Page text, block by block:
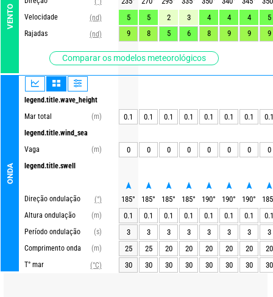
VENTO
Velocidade
(nd)
Rajadas
(nd)
Comparar os modelos meteorológicos
ONDA
legend.title.wave_height
Mar total
(m)
legend.title.wind_sea
Vaga
(m)
legend.title.swell
Direção ondulação
(°)
Altura ondulação
(m)
Período ondulação
(s)
Comprimento onda
(m)
T° mar
(°C)
5
5 2 3 4 4 4
5
9
8 5 6 8 9 9 9
0.1 0.1 0.1 0.1 0.1 0.1 0.1 0.1
0 0 0 0 0 0 0 0
185° 185° 185° 185° 190° 190° 190°
185
0.1
0.1 0.1 0.1 0.1 0.1 0.1
0.1
3
3 3 3 3 3 3
3
25
25 20 20 20 20 20
20
30
30 30 30 30 30 30 30